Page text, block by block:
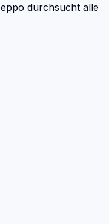
durchsucht alle